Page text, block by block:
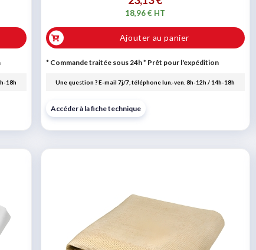
18h
18,96 € HT
Ajouter au panier
* Commande traitée sous 24h* Prêt pour l'expédition
Une question ? E-mail 7j/7, téléphone lun.-ven. 8h-12h / 14h-18h
Accéder à la fiche technique